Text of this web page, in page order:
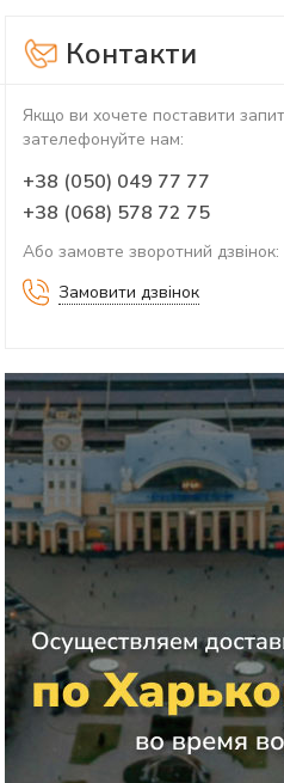
Контакти
Якщо ви хочете поставити
зателефонуйте нам:
+38 (050) 049 77 77
+38 (068) 578 72 75
Або замовте зворотний дзвінок:
Замовити дзвінок